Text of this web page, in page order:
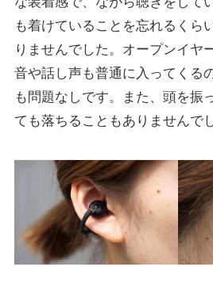
も着けていることを忘れるくら
りませんでした。オープンイヤ
音や話し声も普通に入ってくる
も問題なしです。また、頭を振
ても落ちることもありませんで